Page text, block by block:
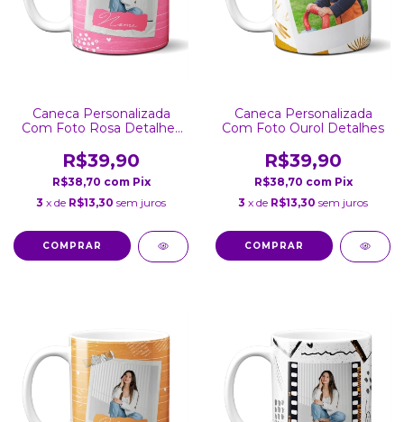
Caneca Personalizada
Com Foto Rosa Detalhes
R$39,90
R$38,70 com Pix
3 x de R$13,30 sem juros
COMPRAR
Caneca Personalizada
Com Foto Ourol Detalhes
R$39,90
R$38,70 com Pix
3 x de R$13,30 sem juros
COMPRAR